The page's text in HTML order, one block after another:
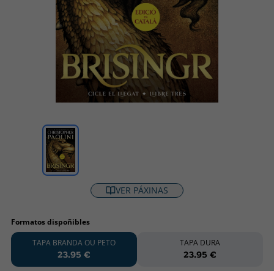
VER PÁXINAS
Formatos dispoñibles
TAPA BRANDA OU PETO
23.95 €
TAPA DURA
23.95 €